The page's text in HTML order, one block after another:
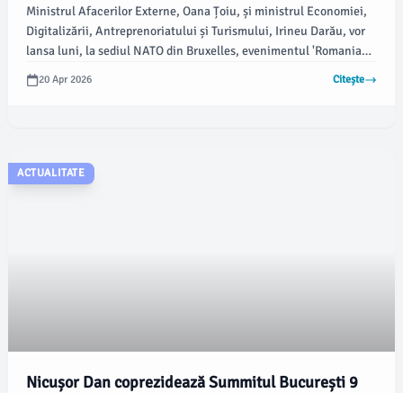
Ministrul Afacerilor Externe, Oana Țoiu, și ministrul Economiei,
Digitalizării, Antreprenoriatului și Turismului, Irineu Darău, vor
lansa luni, la sediul NATO din Bruxelles, evenimentul 'Romania
Industry Day'. Potrivit newsbucuresti.ro, la această acțiune vor
lua parte peste 20 de companii românești de prestigiu, având ca
20 Apr 2026 Citește
ACTUALITATE
Nicușor Dan coprezidează Summitul București 9